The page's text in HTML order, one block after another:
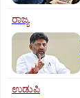
ರಾಜ್ಯ
ಉಡುಪಿ